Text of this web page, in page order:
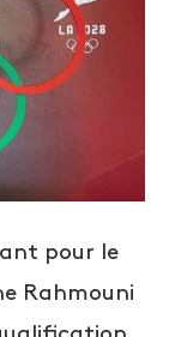
pour le
Rahmouni